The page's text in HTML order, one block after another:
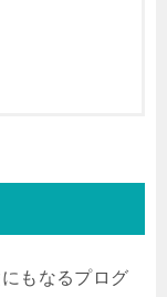
もなるプログ